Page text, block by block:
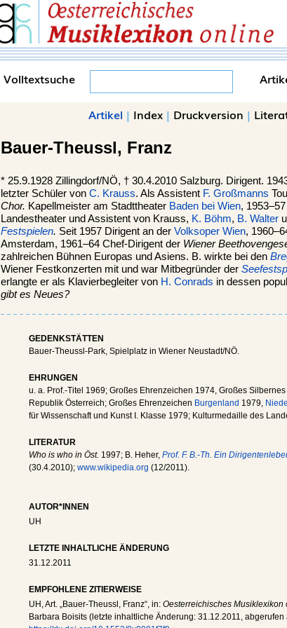
Volltextsuche
Artikel | Index | Druckversion |
Bauer-Theussl, Franz
* 25.9.1928 Zillingdorf/NÖ, † 30.4.2010 Salzburg. Dirigent.
letzter Schüler von C. Krauss. Als Assistent F. Großmanns
Chor. Kapellmeister am Stadttheater Baden bei Wien,
Landestheater und Assistent von Krauss, K. Böhm, B. Walter
Festspielen. Seit 1957 Dirigent an der Volksoper Wien,
Amsterdam, 1961–64 Chef-Dirigent der Wiener
zahlreichen Bühnen Europas und Asiens. B. wirkte bei den
Wiener Festkonzerten mit und war Mitbegründer der
erlangte er als Klavierbegleiter von H. Conrads in dessen
gibt es Neues?
GEDENKSTÄTTEN
Bauer-Theussl-Park, Spielplatz in Wiener Neustadt/NÖ.
EHRUNGEN
u. a. Prof.-Titel 1969; Großes Ehrenzeichen 1974, Großes
Republik Österreich; Großes Ehrenzeichen Burgenland 1979,
für Wissenschaft und Kunst I. Klasse 1979; Kulturmedaille des
LITERATUR
Who is who in Öst. 1997; B. Heher, Prof. F. B.-Th. Ein
(30.4.2010); www.wikipedia.org (12/2011).
AUTOR*INNEN
UH
LETZTE INHALTLICHE ÄNDERUNG
31.12.2011
EMPFOHLENE ZITIERWEISE
UH , Art. „Bauer-Theussl, Franz“, in: Oesterreichisches Musiklexikon
Barbara Boisits (letzte inhaltliche Änderung: 31.12.2011, abgerufen